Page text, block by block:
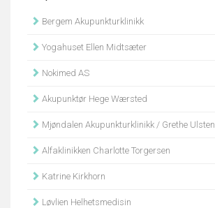
Bergem Akupunkturklinikk
Yogahuset Ellen Midtsæter
Nokimed AS
Akupunktør Hege Wærsted
Mjøndalen Akupunkturklinikk / Grethe Ulsten
Alfaklinikken Charlotte Torgersen
Katrine Kirkhorn
Løvlien Helhetsmedisin